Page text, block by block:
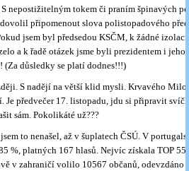
nepostižitelným tokem či praním špinavých
připomenout slova polistopadového
jsem byl předsedou KSČM, k žádné izolaci
a k řadě otázek jsme byli prezidentem i jeho
(Za důsledky se platí dodnes!!!)
S nadějí na větší klid mysli. Krvavého
Je předvečer 17. listopadu, jdu si připravit
sám. Pokolikáté už???
to nenašel, až v šuplatech ČSÚ. V
%, platných 167 hlasů. Nejvíc získala TOP
v zahraničí volilo 10567 občanů, odevzdáno